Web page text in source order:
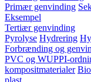
Primær genvinding
Eksempel
Tertiær genvinding
Pyrolyse Hydrering
Forbrænding og
PVC og WUPPI-
kompositmaterialer
plast